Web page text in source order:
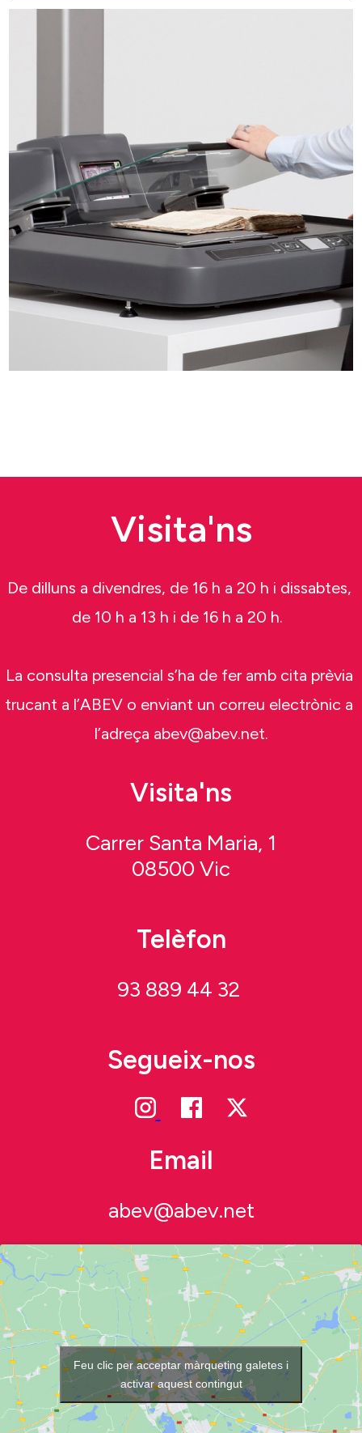
Visita'ns
De dilluns a divendres, de 16 h a 20 h i dissabtes,
de 10 h a 13 h i de 16 h a 20 h.
La consulta presencial s’ha de fer amb cita prèvia
trucant a l’ABEV o enviant un correu electrònic a
l’adreça abev@abev.net.
Visita'ns
Carrer Santa Maria, 1
08500 Vic
Telèfon
93 889 44 32
Segueix-nos
Email
abev@abev.net
Feu clic per acceptar màrqueting galetes i
activar aquest contingut